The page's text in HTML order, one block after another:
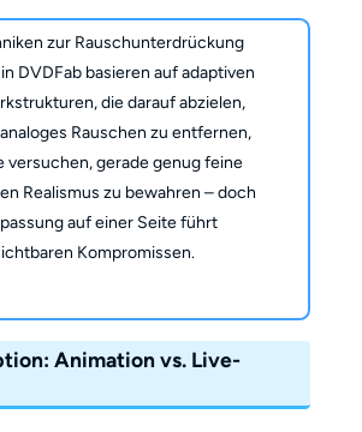
zur Rauschunterdrückung
DVDFab basieren auf adaptiven
die darauf abzielen,
Rauschen zu entfernen,
versuchen, gerade genug feine
Realismus zu bewahren – doch
auf einer Seite führt
Kompromissen.
Animation vs. Live-